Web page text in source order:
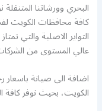
البحري وورشاتنا
كافة محافظات الكويت
التواير الاصلية والتي
عالي المستوى من
اضافة الى صيانة
الكويت، بحيث نوفر كافة